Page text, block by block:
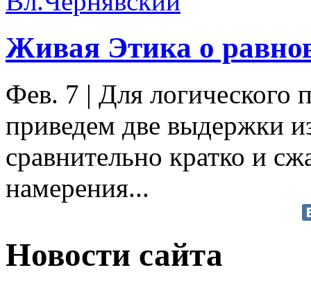
Живая Этика о
Фев. 7 | Для логического
приведем две выдержки
сравнительно кратко и
намерения...
Новости сайта